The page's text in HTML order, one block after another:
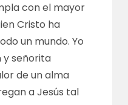
con el mayor
Cristo ha
un mundo. Yo
y señorita
de un alma
a Jesús tal